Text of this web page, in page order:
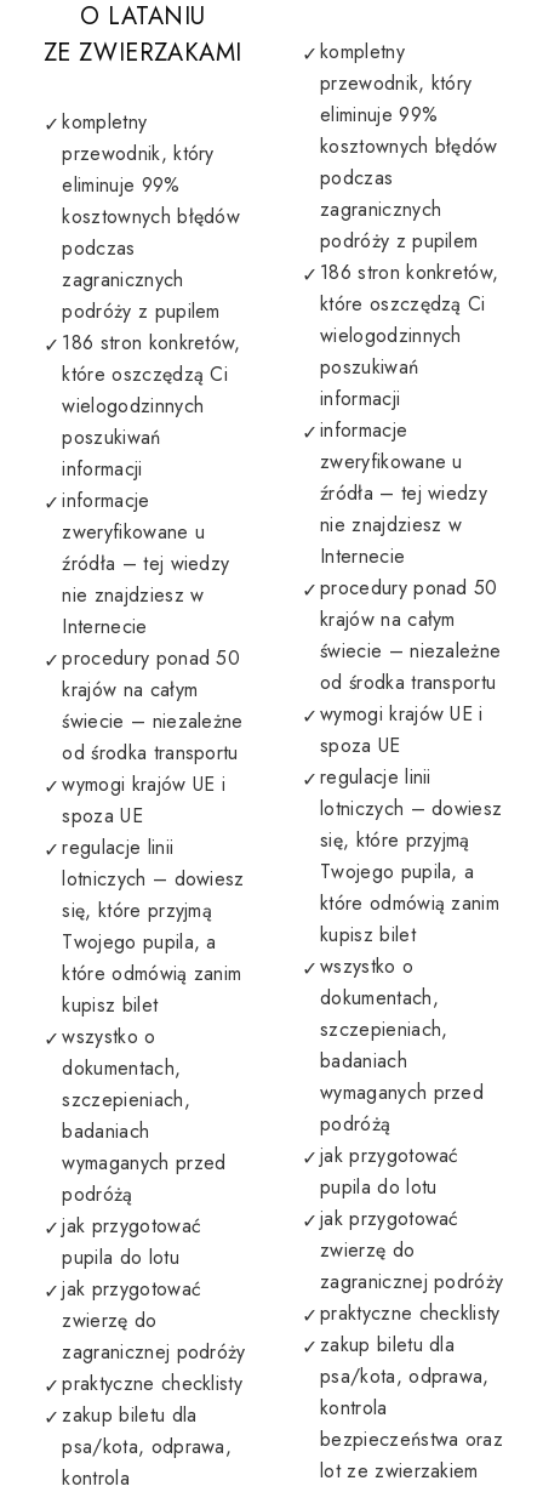
O LATANIU
ZE ZWIERZAKAMI
kompletny
przewodnik, który
eliminuje 99%
kosztownych błędów
podczas
zagranicznych
podróży z pupilem
186 stron konkretów,
które oszczędzą Ci
wielogodzinnych
poszukiwań
informacji
informacje
zweryfikowane u
źródła – tej wiedzy
nie znajdziesz w
Internecie
procedury ponad 50
krajów na całym
świecie – niezależne
od środka transportu
wymogi krajów UE i
spoza UE
regulacje linii
lotniczych – dowiesz
się, które przyjmą
Twojego pupila, a
które odmówią zanim
kupisz bilet
wszystko o
dokumentach,
szczepieniach,
badaniach
wymaganych przed
podróżą
jak przygotować
pupila do lotu
jak przygotować
zwierzę do
zagranicznej podróży
praktyczne checklisty
zakup biletu dla
psa/kota, odprawa,
kontrola
kompletny
przewodnik, który
eliminuje 99%
kosztownych błędów
podczas
zagranicznych
podróży z pupilem
186 stron konkretów,
które oszczędzą Ci
wielogodzinnych
poszukiwań
informacji
informacje
zweryfikowane u
źródła – tej wiedzy
nie znajdziesz w
Internecie
procedury ponad 50
krajów na całym
świecie – niezależne
od środka transportu
wymogi krajów UE i
spoza UE
regulacje linii
lotniczych – dowiesz
się, które przyjmą
Twojego pupila, a
które odmówią zanim
kupisz bilet
wszystko o
dokumentach,
szczepieniach,
badaniach
wymaganych przed
podróżą
jak przygotować
pupila do lotu
jak przygotować
zwierzę do
zagranicznej podróży
praktyczne checklisty
zakup biletu dla
psa/kota, odprawa,
kontrola
bezpieczeństwa oraz
lot ze zwierzakiem